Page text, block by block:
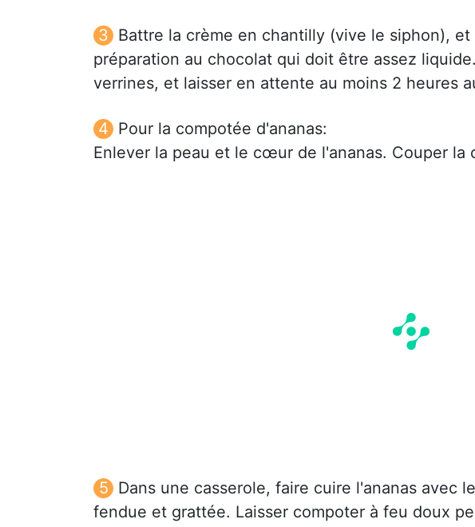
Battre la crème en chantilly (vive le siphon),
préparation au chocolat qui doit être assez
verrines, et laisser en attente au moins 2 heures
Pour la compotée d'ananas:
Enlever la peau et le cœur de l'ananas. Couper la
Dans une casserole, faire cuire l'ananas avec
fendue et grattée. Laisser compoter à feu doux